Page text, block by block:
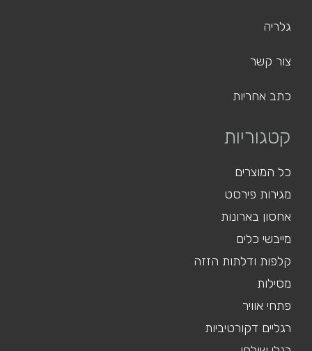
גלריה
צור קשר
כתב אחריות
קטגוריות
כל המוצרים
מגירות פירסט
אחסון בארונות
מייבשי כלים
קלפות ודלתות הזזה
מסילות
פתחי אוויר
רגליים דקורטיביות